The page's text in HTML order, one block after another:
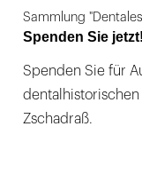
Sammlung
Spenden Sie jetzt!
Spenden Sie für
Zschadraß.